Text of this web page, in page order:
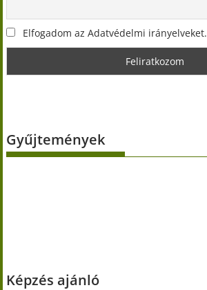
Elfogadom az Adatvédelmi irányelveket.
Gyűjtemények
Képzés ajánló